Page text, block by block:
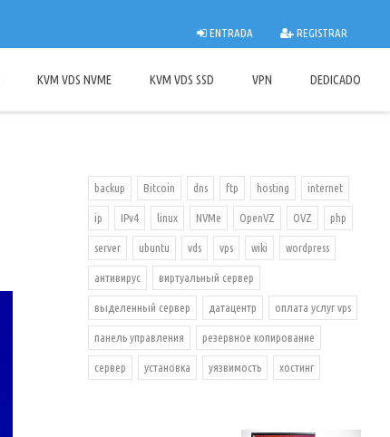
backup Bitcoin dns ftp hosting internet
ip IPv4 linux NVMe OpenVZ OVZ php
server ubuntu vds vps wiki wordpress
антивирус виртуальный сервер
выделенный сервер датацентр оплата услуг vps
панель управления резервное копирование
сервер установка уязвимость хостинг
ENTRADA REGISTRAR
KVM VDS NVME KVM VDS SSD VPN DEDICADO